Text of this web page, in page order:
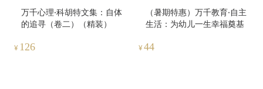
万千心理·科胡特文集：自体
的追寻（卷二）（精装）
¥ 126
（暑期特惠）万千教育·自主
生活：为幼儿一生幸福奠基
¥ 44